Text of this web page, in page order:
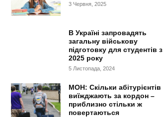
3 Червня, 2025
В Україні запровадять
загальну військову
підготовку для студентів з
2025 року
5 Листопада, 2024
МОН: Скільки абітурієнтів
виїжджають за кордон –
приблизно стільки ж
повертаються